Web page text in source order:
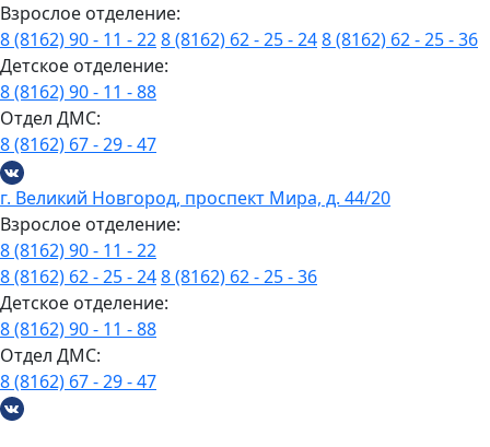
Взрослое отделение:
8 (8162) 90 - 11 - 228 (8162) 62 - 25 - 248 (8162) 62 - 25 - 36
Детское отделение:
8 (8162) 90 - 11 - 88
Отдел ДМС:
8 (8162) 67 - 29 - 47
г. Великий Новгород, проспект Мира, д. 44/20
Взрослое отделение:
8 (8162) 90 - 11 - 22
8 (8162) 62 - 25 - 248 (8162) 62 - 25 - 36
Детское отделение:
8 (8162) 90 - 11 - 88
Отдел ДМС:
8 (8162) 67 - 29 - 47